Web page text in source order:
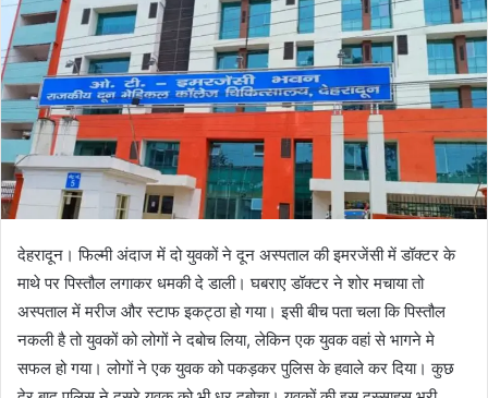
देहरादून। फिल्मी अंदाज में दो युवकों ने दून अस्पताल की इमरजेंसी में डॉक्टर के
माथे पर पिस्तौल लगाकर धमकी दे डाली। घबराए डॉक्टर ने शोर मचाया तो
अस्पताल में मरीज और स्टाफ इकट्ठा हो गया। इसी बीच पता चला कि पिस्तौल
नकली है तो युवकों को लोगों ने दबोच लिया, लेकिन एक युवक वहां से भागने मे
सफल हो गया। लोगों ने एक युवक को पकड़कर पुलिस के हवाले कर दिया। कुछ